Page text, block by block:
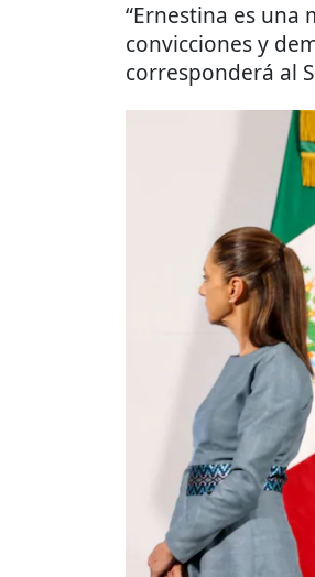
“Ernestina es
convicciones y
corresponderá al